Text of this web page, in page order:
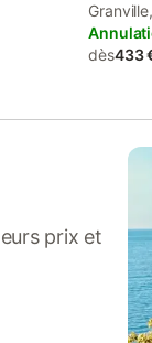
dès433
prix et